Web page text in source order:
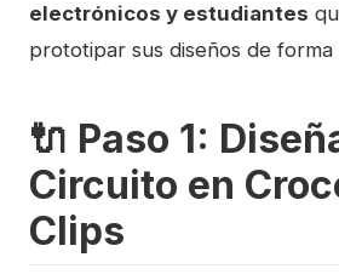
electrónicos y estudiantes
prototipar sus diseños de
🔌 Paso 1:
Circuito en
Clips